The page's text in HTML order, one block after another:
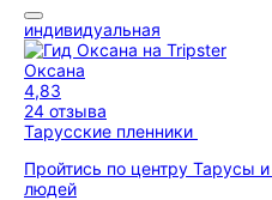
индивидуальная
Оксана
4,83
24 отзыва
Тарусские пленники
Пройтись по центру Тарусы
людей